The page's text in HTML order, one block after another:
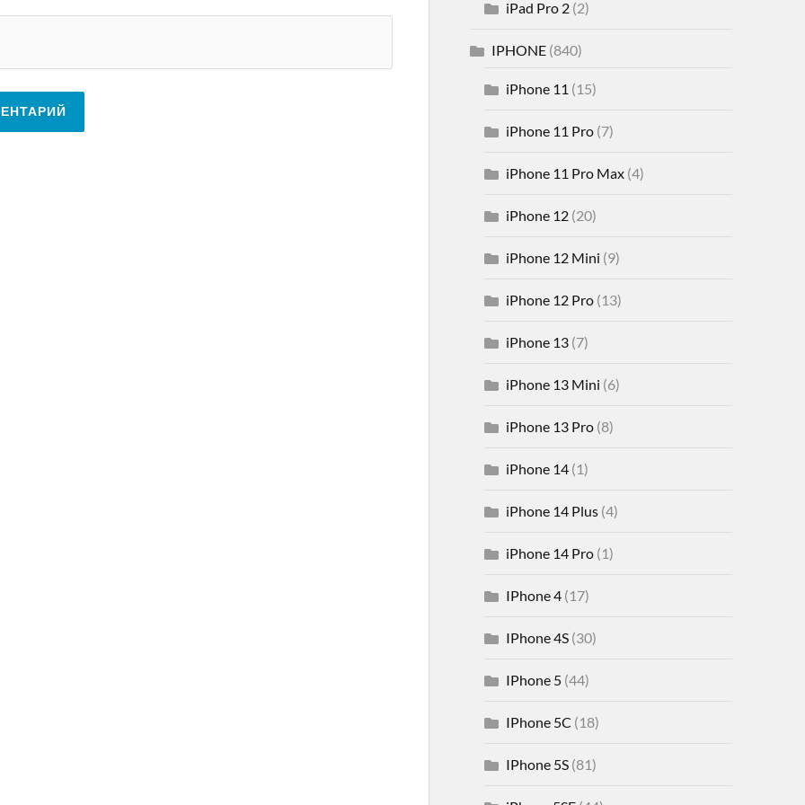
iPad Pro 2(2)
IPHONE(840)
iPhone 11 (15)
iPhone 11 Pro(7)
iPhone 11 Pro Max(4)
iPhone 12(20)
iPhone 12 Mini (9)
iPhone 12 Pro(13)
iPhone 13(7)
iPhone 13 Mini (6)
iPhone 13 Pro(8)
iPhone 14(1)
iPhone 14 Plus(4)
iPhone 14 Pro(1)
IPhone 4(17)
IPhone 4S(30)
IPhone 5(44)
IPhone 5C (18)
IPhone 5S(81)